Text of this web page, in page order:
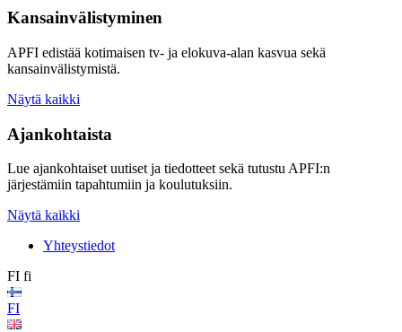
Kansainvälistyminen
APFI edistää kotimaisen tv- ja elokuva-alan kasvua sekä
kansainvälistymistä.
Näytä kaikki
Ajankohtaista
Lue ajankohtaiset uutiset ja tiedotteet sekä tutustu APFI:n
järjestämiin tapahtumiin ja koulutuksiin.
Näytä kaikki
Yhteystiedot
FI fi
FI